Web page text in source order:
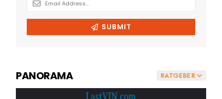
RATGEBER
PANORAMA